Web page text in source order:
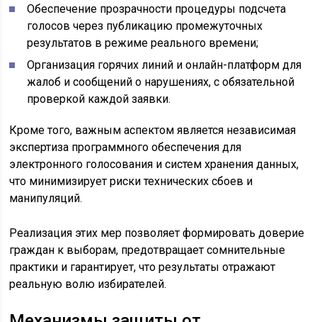
Обеспечение прозрачности процедуры подсчета
голосов через публикацию промежуточных
результатов в режиме реального времени;
Организация горячих линий и онлайн-платформ для
жалоб и сообщений о нарушениях, с обязательной
проверкой каждой заявки.
Кроме того, важным аспектом является независимая
экспертиза программного обеспечения для
электронного голосования и систем хранения данных,
что минимизирует риски технических сбоев и
манипуляций.
Реализация этих мер позволяет формировать доверие
граждан к выборам, предотвращает сомнительные
практики и гарантирует, что результаты отражают
реальную волю избирателей.